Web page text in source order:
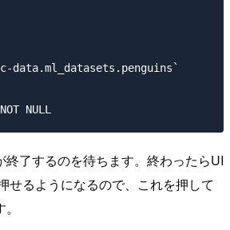
data.ml_datasets.penguins`
終了するのを待ちます。終わったらUI
せるようになるので、これを押して